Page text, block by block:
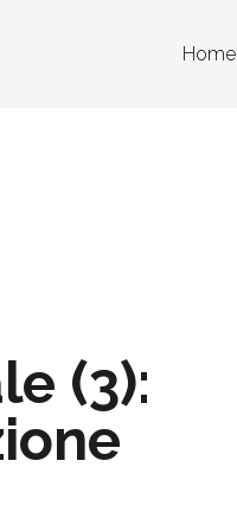
Home
(3):